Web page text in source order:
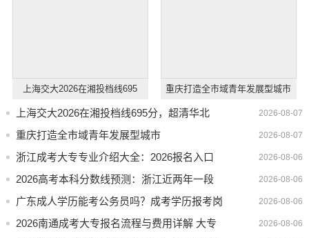
上海交大2026在湘投档线695
分，超清华北大，分数线高吗？
重庆打造全市域青年发展型城市
2026-08-07
上海交大2026在湘投档线695分，超清华北
大，分数线高吗？
2026-08-07
重庆打造全市域青年发展型城市
2026-08-06
浙江成考大专专业介绍大全：2026报名入口
及高升专热门专业推荐
2026-08-06
2026高考本科分数线预测：浙江近两年一段
线变化趋势解析
2026-08-06
广东成人学历能考公务员吗？成考学历报考岗
位及注意事项
2026-08-06
2026南通成考大专报名流程与费用详解 大专